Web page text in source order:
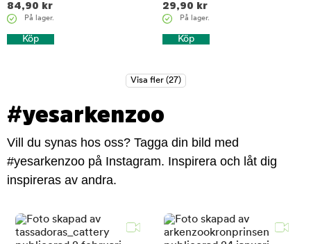
84,90 kr
På lager.
Köp
29,90 kr
På lager.
Köp
#yesarkenzoo
Vill du synas hos oss? Tagga din bild med
#yesarkenzoo på Instagram. Inspirera och låt dig
inspireras av andra.